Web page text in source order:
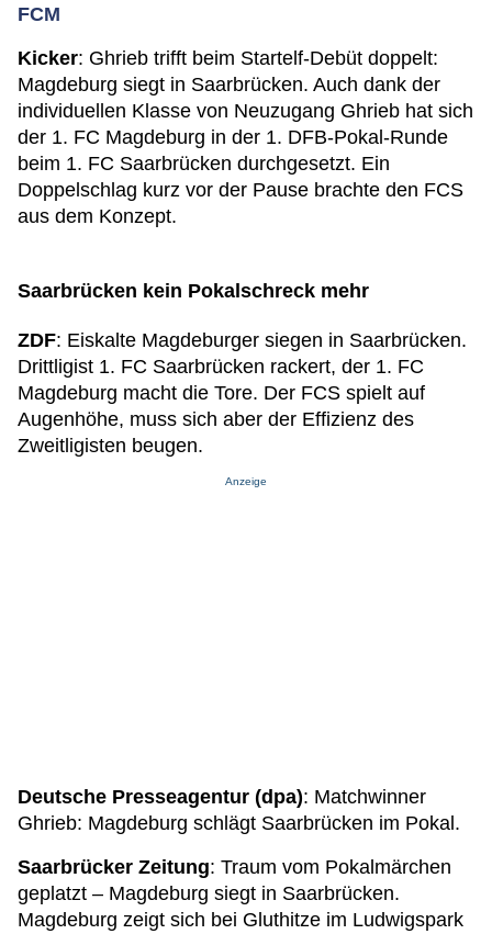
FCM
Kicker: Ghrieb trifft beim Startelf-Debüt doppelt:
Magdeburg siegt in Saarbrücken. Auch dank der
individuellen Klasse von Neuzugang Ghrieb hat sich
der 1. FC Magdeburg in der 1. DFB-Pokal-Runde
beim 1. FC Saarbrücken durchgesetzt. Ein
Doppelschlag kurz vor der Pause brachte den FCS
aus dem Konzept.
Saarbrücken kein Pokalschreck mehr
ZDF: Eiskalte Magdeburger siegen in Saarbrücken.
Drittligist 1. FC Saarbrücken rackert, der 1. FC
Magdeburg macht die Tore. Der FCS spielt auf
Augenhöhe, muss sich aber der Effizienz des
Zweitligisten beugen.
Anzeige
Deutsche Presseagentur (dpa): Matchwinner
Ghrieb: Magdeburg schlägt Saarbrücken im Pokal.
Saarbrücker Zeitung: Traum vom Pokalmärchen
geplatzt – Magdeburg siegt in Saarbrücken.
Magdeburg zeigt sich bei Gluthitze im Ludwigspark